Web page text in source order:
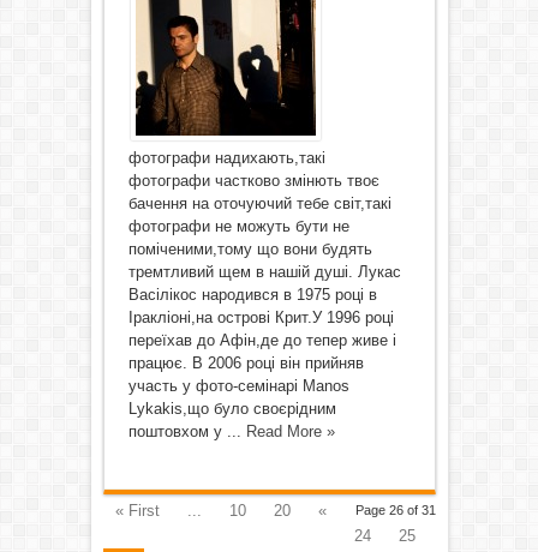
фотографи надихають,такі
фотографи частково змінють твоє
бачення на оточуючий тебе світ,такі
фотографи не можуть бути не
поміченими,тому що вони будять
тремтливий щем в нашій душі. Лукас
Васілікос народився в 1975 році в
Іракліоні,на острові Крит.У 1996 році
переїхав до Афін,де до тепер живе і
працює. В 2006 році він прийняв
участь у фото-семінарі Manos
Lykakis,що було своєрідним
поштовхом у ... Read More »
Page 26 of 31
« First ... 10 20
«
24
25